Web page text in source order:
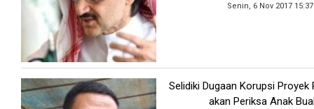
Senin, 6 Nov 2017
Selidiki Dugaan Korupsi Proyek
akan Periksa Anak